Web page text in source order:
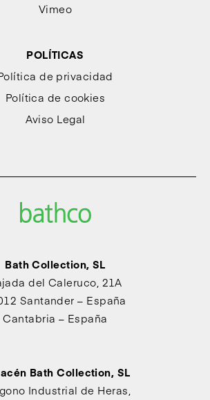
Vimeo
POLÍTICAS
de privacidad
Política de cookies
Aviso Legal
Bath Collection, SL
del Caleruco, 21A
Santander – España
Cantabria – España
Bath Collection, SL
Industrial de Heras,